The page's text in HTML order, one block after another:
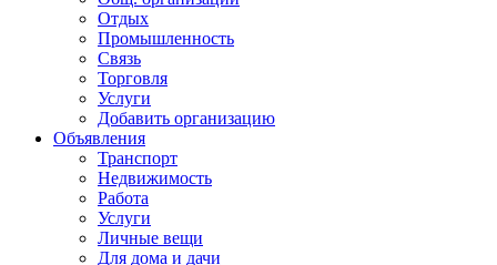
Отдых
Промышленность
Связь
Торговля
Услуги
Добавить организацию
Объявления
Транспорт
Недвижимость
Работа
Услуги
Личные вещи
Для дома и дачи